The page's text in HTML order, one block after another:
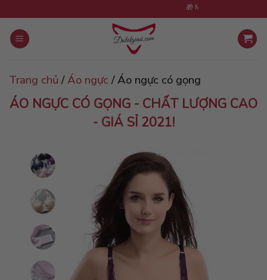
to
content
🎁 Mua 5 sản phẩm tặng 1
Trang chủ /Áo ngực /Áo ngực có gọng
ÁO NGỰC CÓ GỌNG - CHẤT LƯỢNG CAO
- GIÁ SỈ 2021!